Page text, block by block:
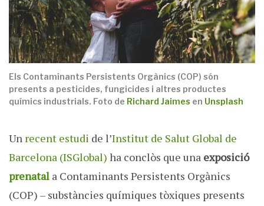
Els Contaminants Persistents Orgànics (COP) són
presents a pesticides, fungicides i altres productes
químics industrials. Foto de Richard Jaimes en Unsplash
Un recent estudi de l’Institut de Salut Global de
Barcelona (ISGlobal) ha conclòs que una exposició
prenatal a Contaminants Persistents Orgànics
(COP) – substàncies químiques tòxiques presents